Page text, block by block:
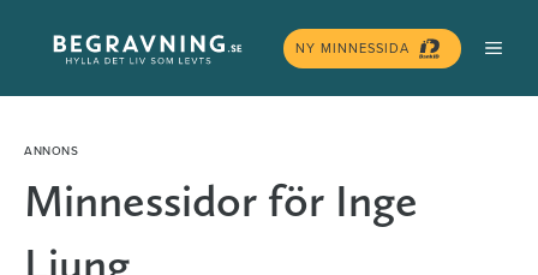
innehåll
NY MINNESSIDA
Minnessidor för Inge
Ljung